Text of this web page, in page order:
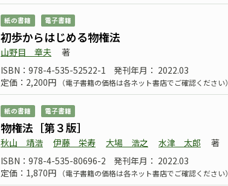
紙の書籍 電子書籍
初歩からはじめる物権法
山野目 章夫
著
ISBN：978-4-535-52522-1
発刊年月： 2022.03
定価：2,200円
（電子書籍の価格は各ネット書店でご確認ください）
紙の書籍 電子書籍
物権法［第３版］
秋山 靖浩 伊藤 栄寿 大場 浩之 水津 太郎
著
ISBN：978-4-535-80696-2
発刊年月： 2022.03
定価：1,870円
（電子書籍の価格は各ネット書店でご確認ください）